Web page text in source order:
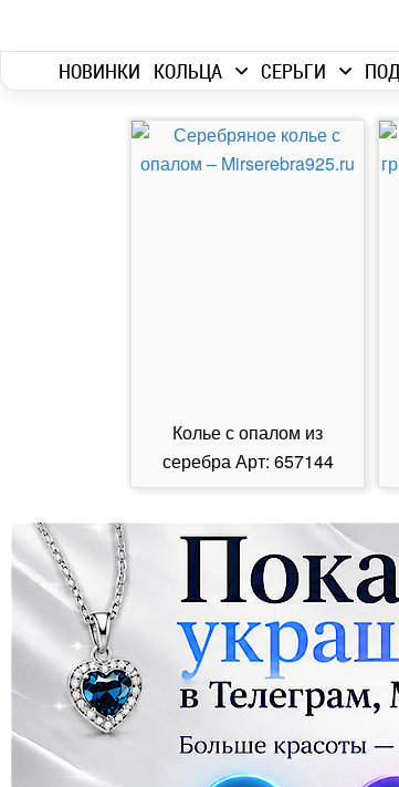
НОВИНКИ КОЛЬЦА СЕРЬГИ
Колье с опалом из
серебра Арт: 657144